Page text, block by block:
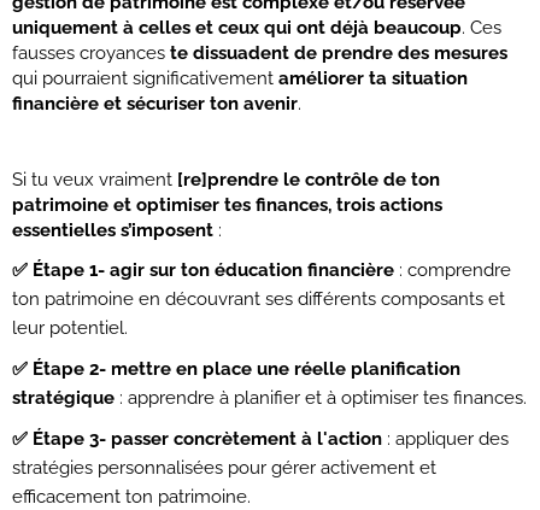
uniquement à celles et ceux qui ont déjà beaucoup. Ces
fausses croyances te dissuadent de prendre des mesures
qui pourraient significativement améliorer ta situation
financière et sécuriser ton avenir.
Si tu veux vraiment [re]prendre le contrôle de ton
patrimoine et optimiser tes finances, trois actions
essentielles s’imposent :
✅ Étape 1- agir sur ton éducation financière : comprendre
ton patrimoine en découvrant ses différents composants et
leur potentiel.
✅ Étape 2- mettre en place une réelle planification
stratégique : apprendre à planifier et à optimiser tes finances.
✅ Étape 3- passer concrètement à l'action : appliquer des
stratégies personnalisées pour gérer activement et
efficacement ton patrimoine.